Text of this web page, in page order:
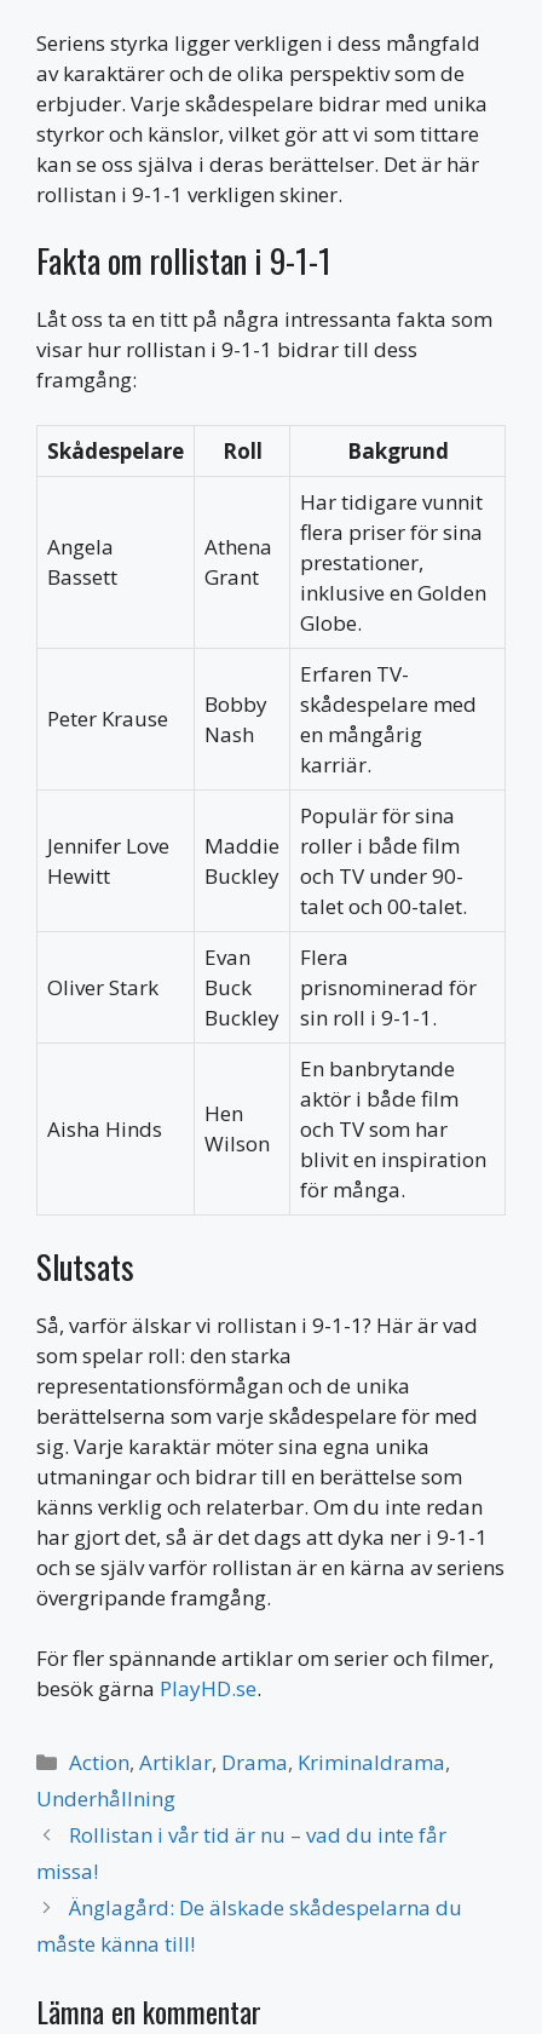
Seriens styrka ligger verkligen i dess mångfald
av karaktärer och de olika perspektiv som de
erbjuder. Varje skådespelare bidrar med unika
styrkor och känslor, vilket gör att vi som tittare
kan se oss själva i deras berättelser. Det är här
rollistan i 9-1-1 verkligen skiner.
Fakta om rollistan i 9-1-1
Låt oss ta en titt på några intressanta fakta som
visar hur rollistan i 9-1-1 bidrar till dess
framgång:
Skådespelare Roll Bakgrund
Angela
Bassett
Athena
Grant
Har tidigare vunnit
flera priser för sina
prestationer,
inklusive en Golden
Globe.
Peter Krause
Bobby
Nash
Erfaren TV-
skådespelare med
en mångårig
karriär.
Jennifer Love
Hewitt
Maddie
Buckley
Populär för sina
roller i både film
och TV under 90-
talet och 00-talet.
Oliver Stark
Evan
Buck
Buckley
Flera
prisnominerad för
sin roll i 9-1-1.
Aisha Hinds
Hen
Wilson
En banbrytande
aktör i både film
och TV som har
blivit en inspiration
för många.
Slutsats
Så, varför älskar vi rollistan i 9-1-1? Här är vad
som spelar roll: den starka
representationsförmågan och de unika
berättelserna som varje skådespelare för med
sig. Varje karaktär möter sina egna unika
utmaningar och bidrar till en berättelse som
känns verklig och relaterbar. Om du inte redan
har gjort det, så är det dags att dyka ner i 9-1-1
och se själv varför rollistan är en kärna av seriens
övergripande framgång.
För fler spännande artiklar om serier och filmer,
besök gärna PlayHD.se.
Kategorier
Action,Artiklar, Drama, Kriminaldrama,
Underhållning
Rollistan i vår tid är nu – vad du inte får
missa!
Änglagård: De älskade skådespelarna du
måste känna till!
Lämna en kommentar